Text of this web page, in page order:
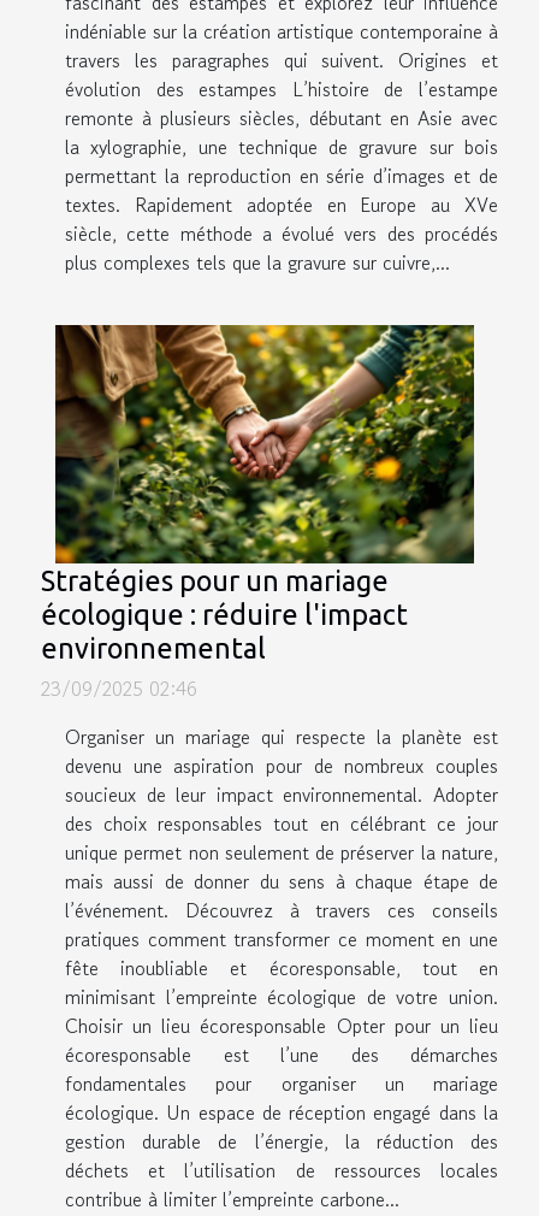
indéniable sur la création artistique contemporaine à
travers les paragraphes qui suivent. Origines et
évolution des estampes L’histoire de l’estampe
remonte à plusieurs siècles, débutant en Asie avec
la xylographie, une technique de gravure sur bois
permettant la reproduction en série d’images et de
textes. Rapidement adoptée en Europe au XVe
siècle, cette méthode a évolué vers des procédés
plus complexes tels que la gravure sur cuivre,...
Stratégies pour un mariage
écologique : réduire l'impact
environnemental
23/09/2025 02:46
Organiser un mariage qui respecte la planète est
devenu une aspiration pour de nombreux couples
soucieux de leur impact environnemental. Adopter
des choix responsables tout en célébrant ce jour
unique permet non seulement de préserver la nature,
mais aussi de donner du sens à chaque étape de
l’événement. Découvrez à travers ces conseils
pratiques comment transformer ce moment en une
fête inoubliable et écoresponsable, tout en
minimisant l’empreinte écologique de votre union.
Choisir un lieu écoresponsable Opter pour un lieu
écoresponsable est l’une des démarches
fondamentales pour organiser un mariage
écologique. Un espace de réception engagé dans la
gestion durable de l’énergie, la réduction des
déchets et l’utilisation de ressources locales
contribue à limiter l’empreinte carbone...